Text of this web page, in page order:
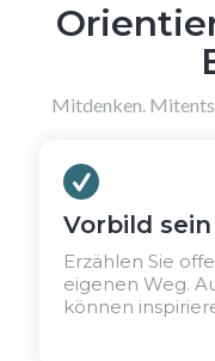
Mitdenken.
Vorbild sein
Erzählen Sie
eigenen Weg.
können